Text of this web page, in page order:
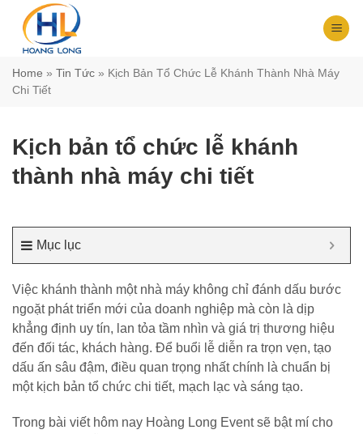
Chuyển
dungHome » Tin Tức » Kịch Bản Tổ Chức Lễ Khánh Thành Nhà Máy
Chi Tiết
Kịch bản tổ chức lễ khánh
thành nhà máy chi tiết
Mục lục
Việc khánh thành một nhà máy không chỉ đánh dấu bước
ngoặt phát triển mới của doanh nghiệp mà còn là dịp
khẳng định uy tín, lan tỏa tầm nhìn và giá trị thương hiệu
đến đối tác, khách hàng. Để buổi lễ diễn ra trọn vẹn, tạo
dấu ấn sâu đậm, điều quan trọng nhất chính là chuẩn bị
một kịch bản tổ chức chi tiết, mạch lạc và sáng tạo.
Trong bài viết hôm nay Hoàng Long Event sẽ bật mí cho